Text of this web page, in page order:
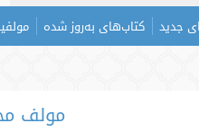
جدید کتاب‌های به‌روز شده
مولف